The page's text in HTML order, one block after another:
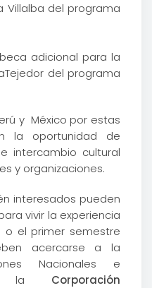
Villalba del programa
adicional para la
del programa
y México por estas
la oportunidad de
intercambio cultural
y organizaciones.
interesados pueden
vivir la experiencia
o el primer semestre
acercarse a la
Nacionales e
la Corporación